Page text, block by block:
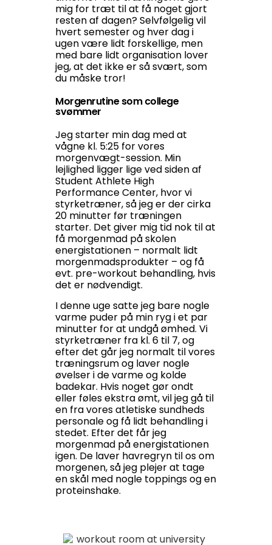
mig for træt til at få noget gjort
resten af dagen? Selvfølgelig vil
hvert semester og hver dag i
ugen være lidt forskellige, men
med bare lidt organisation lover
jeg, at det ikke er så svært, som
du måske tror!
Morgenrutine som college
svømmer
Jeg starter min dag med at
vågne kl. 5:25 for vores
morgenvægt-session. Min
lejlighed ligger lige ved siden af
Student Athlete High
Performance Center, hvor vi
styrketræner, så jeg er der cirka
20 minutter før træningen
starter. Det giver mig tid nok til at
få morgenmad på skolen
energistationen – normalt lidt
morgenmadsprodukter – og få
evt. pre-workout behandling, hvis
det er nødvendigt.
I denne uge satte jeg bare nogle
varme puder på min ryg i et par
minutter for at undgå ømhed. Vi
styrketræner fra kl. 6 til 7, og
efter det går jeg normalt til vores
træningsrum og laver nogle
øvelser i de varme og kolde
badekar. Hvis noget gør ondt
eller føles ekstra ømt, vil jeg gå til
en fra vores atletiske sundheds
personale og få lidt behandling i
stedet. Efter det får jeg
morgenmad på energistationen
igen. De laver havregryn til os om
morgenen, så jeg plejer at tage
en skål med nogle toppings og en
proteinshake.